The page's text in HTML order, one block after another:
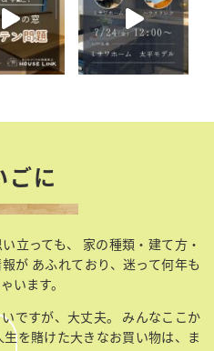
ごに
立っても、
家の種類・建て方・
が あふれており、迷って何年も
います。
ですが、大丈夫。
みんなここか
生を賭けた大きなお買い物は、ま